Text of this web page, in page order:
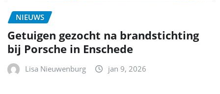
NIEUWS
Getuigen gezocht na brandstichting
bij Porsche in Enschede
Lisa Nieuwenburg jan 9, 2026